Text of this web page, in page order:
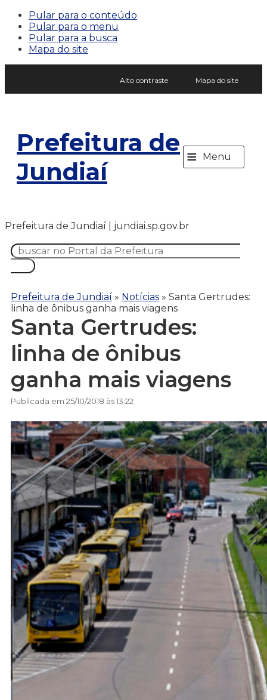
Pular para o conteúdo
Pular para o menu
Pular para a busca
Mapa do site
Alto contraste Mapa do site
Prefeitura de
Jundiaí
≡ Menu
Prefeitura de Jundiaí | jundiai.sp.gov.br
Prefeitura de Jundiaí » Notícias » Santa Gertrudes:
linha de ônibus ganha mais viagens
Santa Gertrudes:
linha de ônibus
ganha mais viagens
Publicada em 25/10/2018 às 13:22